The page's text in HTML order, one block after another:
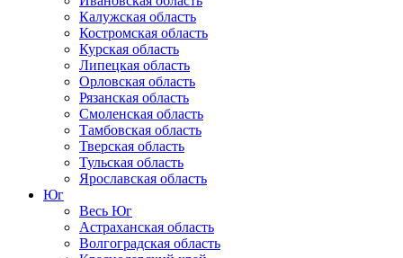
Калужская область
Костромская область
Курская область
Липецкая область
Орловская область
Рязанская область
Смоленская область
Тамбовская область
Тверская область
Тульская область
Ярославская область
Юг
Весь Юг
Астраханская область
Волгоградская область